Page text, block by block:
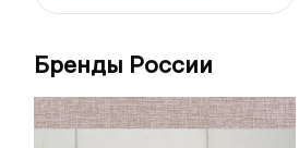
Бренды России